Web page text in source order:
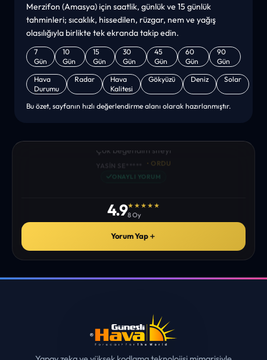
Merzifon (Amasya) için saatlik, günlük ve 15 günlük
tahminleri; sıcaklık, hissedilen, rüzgar, nem ve yağış
olasılığıyla birlikte tek ekranda takip edin.
7
Gün
10
Gün
15
Gün
30
Gün
45
Gün
60
Gün
90
Gün
Hava
Durumu
Radar
Hava
Kalitesi
Gökyüzü Deniz Solar
Bu özet, sayfanın hızlı değerlendirme alanı olarak hazırlanmıştır.
“sanırım yeni bir hava durumu sitesisiniz. ilk defa bu denli bir
site gördüm. bundn sonra sizinleym. tebrikler. sitede
istediğim tüm bilgiyi bulabiliyorum. ekibinizin emeğine saglık”
• ERZURUM
4.9★★★★★